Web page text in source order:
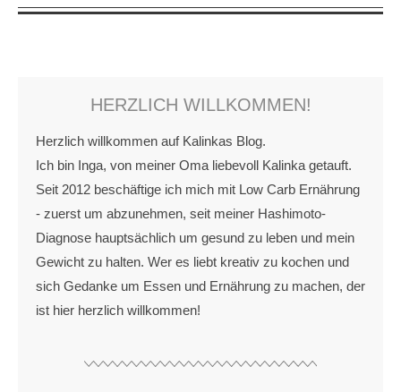
HERZLICH WILLKOMMEN!
Herzlich willkommen auf Kalinkas Blog.
Ich bin Inga, von meiner Oma liebevoll Kalinka getauft.
Seit 2012 beschäftige ich mich mit Low Carb Ernährung
- zuerst um abzunehmen, seit meiner Hashimoto-
Diagnose hauptsächlich um gesund zu leben und mein
Gewicht zu halten. Wer es liebt kreativ zu kochen und
sich Gedanke um Essen und Ernährung zu machen, der
ist hier herzlich willkommen!